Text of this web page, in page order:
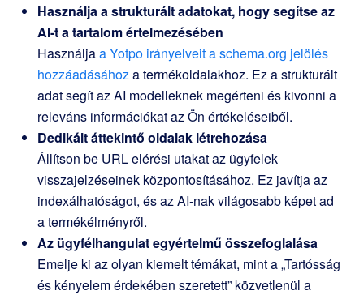
Használja a strukturált adatokat, hogy segítse az
AI-t a tartalom értelmezésében
Használjaa Yotpo irányelveit a schema.org jelölés
hozzáadásáhoza termékoldalakhoz. Ez a strukturált
adat segít az AI modelleknek megérteni és kivonni a
releváns információkat az Ön értékeléseiből.
Dedikált áttekintő oldalak létrehozása
Állítson be URL elérési utakat az ügyfelek
visszajelzéseinek központosításához. Ez javítja az
indexálhatóságot, és az AI-nak világosabb képet ad
a termékélményről.
Az ügyfélhangulat egyértelmű összefoglalása
Emelje ki az olyan kiemelt témákat, mint a „Tartósság
és kényelem érdekében szeretett” közvetlenül a